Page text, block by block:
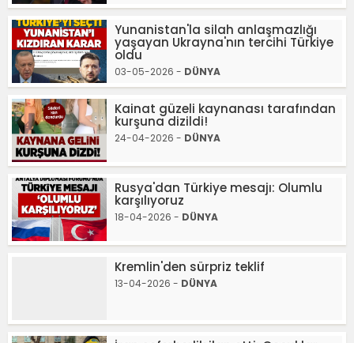
Yunanistan'la silah anlaşmazlığı
yaşayan Ukrayna'nın tercihi Türkiye
oldu
03-05-2026 - DÜNYA
Kainat güzeli kaynanası tarafından
kurşuna dizildi!
24-04-2026 - DÜNYA
Rusya'dan Türkiye mesajı: Olumlu
karşılıyoruz
18-04-2026 - DÜNYA
Kremlin'den sürpriz teklif
13-04-2026 - DÜNYA